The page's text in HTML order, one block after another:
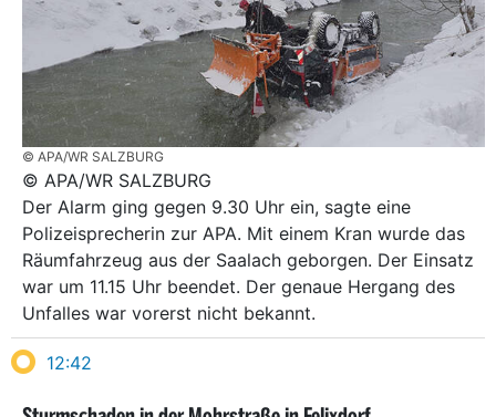
© APA/WR SALZBURG
© APA/WR SALZBURG
Der Alarm ging gegen 9.30 Uhr ein, sagte eine
Polizeisprecherin zur APA. Mit einem Kran wurde das
Räumfahrzeug aus der Saalach geborgen. Der Einsatz
war um 11.15 Uhr beendet. Der genaue Hergang des
Unfalles war vorerst nicht bekannt.
12:42